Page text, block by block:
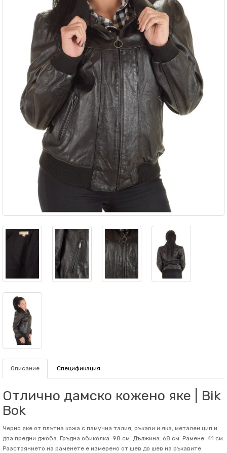
Описание Спецификация
Отлично дамско кожено яке | Bik
Bok
Черно яке от плътна кожа с памучна талия, ръкави и яка, метален цип и
два предни джоба. Гръдна обиколка: 98 см. Дължина: 68 см. Рамене: 41 см.
Разстоянието на раменете е измерено от шев до шев на ръкавите.